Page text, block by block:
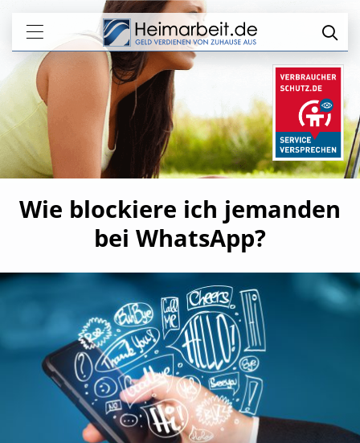
Wie blockiere ich jemanden
bei WhatsApp?